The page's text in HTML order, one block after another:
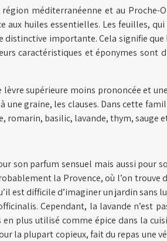
méditerranéenne et au Proche-
huiles essentielles. Les feuilles,
importante. Cela signifie que
caractéristiques et éponymes sont
supérieure moins prononcée et
graine, les clauses. Dans cette
basilic, lavande, thym, sauge
son parfum sensuel mais aussi pour
la Provence, où l’on trouve
est difficile d’imaginer un jardin sans
Cependant, la lavande n’est
plus utilisé comme épice dans la
la plupart copieux, fait du repas une